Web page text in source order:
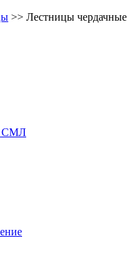
>> Лестницы чердачные
СМЛ